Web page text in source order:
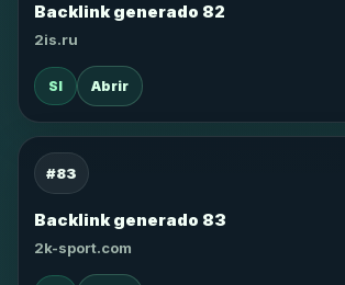
Backlink generado 82
2is.ru
SI Abrir
#83
Backlink generado 83
2k-sport.com